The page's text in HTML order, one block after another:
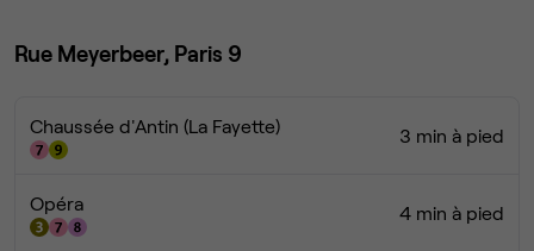
Rue Meyerbeer, Paris 9
Chaussée d'Antin (La Fayette) 3 min à pied
Opéra 4 min à pied